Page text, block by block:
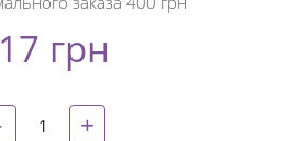
+
грн
+